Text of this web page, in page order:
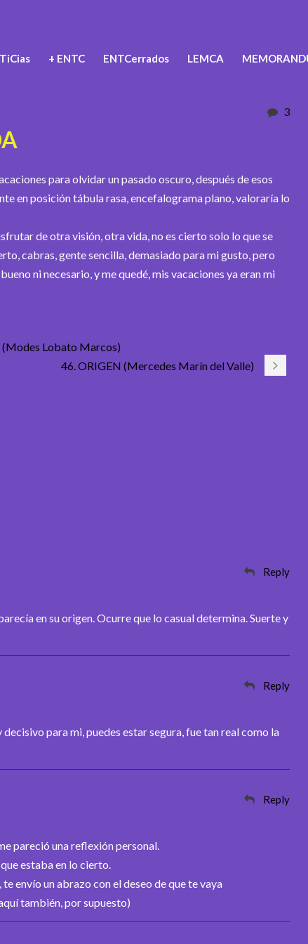
+ ENTC ENTCerrados LEMCA
3
para olvidar un pasado oscuro, después de esos
en posición tábula rasa, encefalograma plano, valoraría lo
de otra visión, otra vida, no es cierto solo lo que se
cabras, gente sencilla, demasiado para mi gusto, pero
ni necesario, y me quedé, mis vacaciones ya eran mi
Lobato Marcos)
46. ORIGEN (Mercedes Marín del Valle)
Reply
en su origen. Ocurre que lo casual determina. Suerte y
Reply
para mi, puedes estar segura, fue tan real como la
Reply
pareció una reflexión personal.
estaba en lo cierto.
envío un abrazo con el deseo de que te vaya
también, por supuesto)